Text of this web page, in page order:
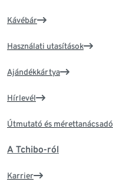
Kávébár
Használati utasítások
Ajándékkártya
Hírlevél
Útmutató és mérettanácsadó
A Tchibo-ról
Karrier